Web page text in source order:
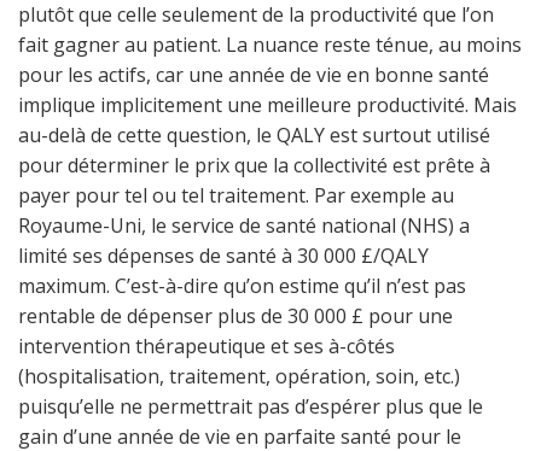
plutôt que celle seulement de la productivité que l’on
fait gagner au patient. La nuance reste ténue, au moins
pour les actifs, car une année de vie en bonne santé
implique implicitement une meilleure productivité. Mais
au-delà de cette question, le QALY est surtout utilisé
pour déterminer le prix que la collectivité est prête à
payer pour tel ou tel traitement. Par exemple au
Royaume-Uni, le service de santé national (NHS) a
limité ses dépenses de santé à 30 000 £/QALY
maximum. C’est-à-dire qu’on estime qu’il n’est pas
rentable de dépenser plus de 30 000 £ pour une
intervention thérapeutique et ses à-côtés
(hospitalisation, traitement, opération, soin, etc.)
puisqu’elle ne permettrait pas d’espérer plus que le
gain d’une année de vie en parfaite santé pour le